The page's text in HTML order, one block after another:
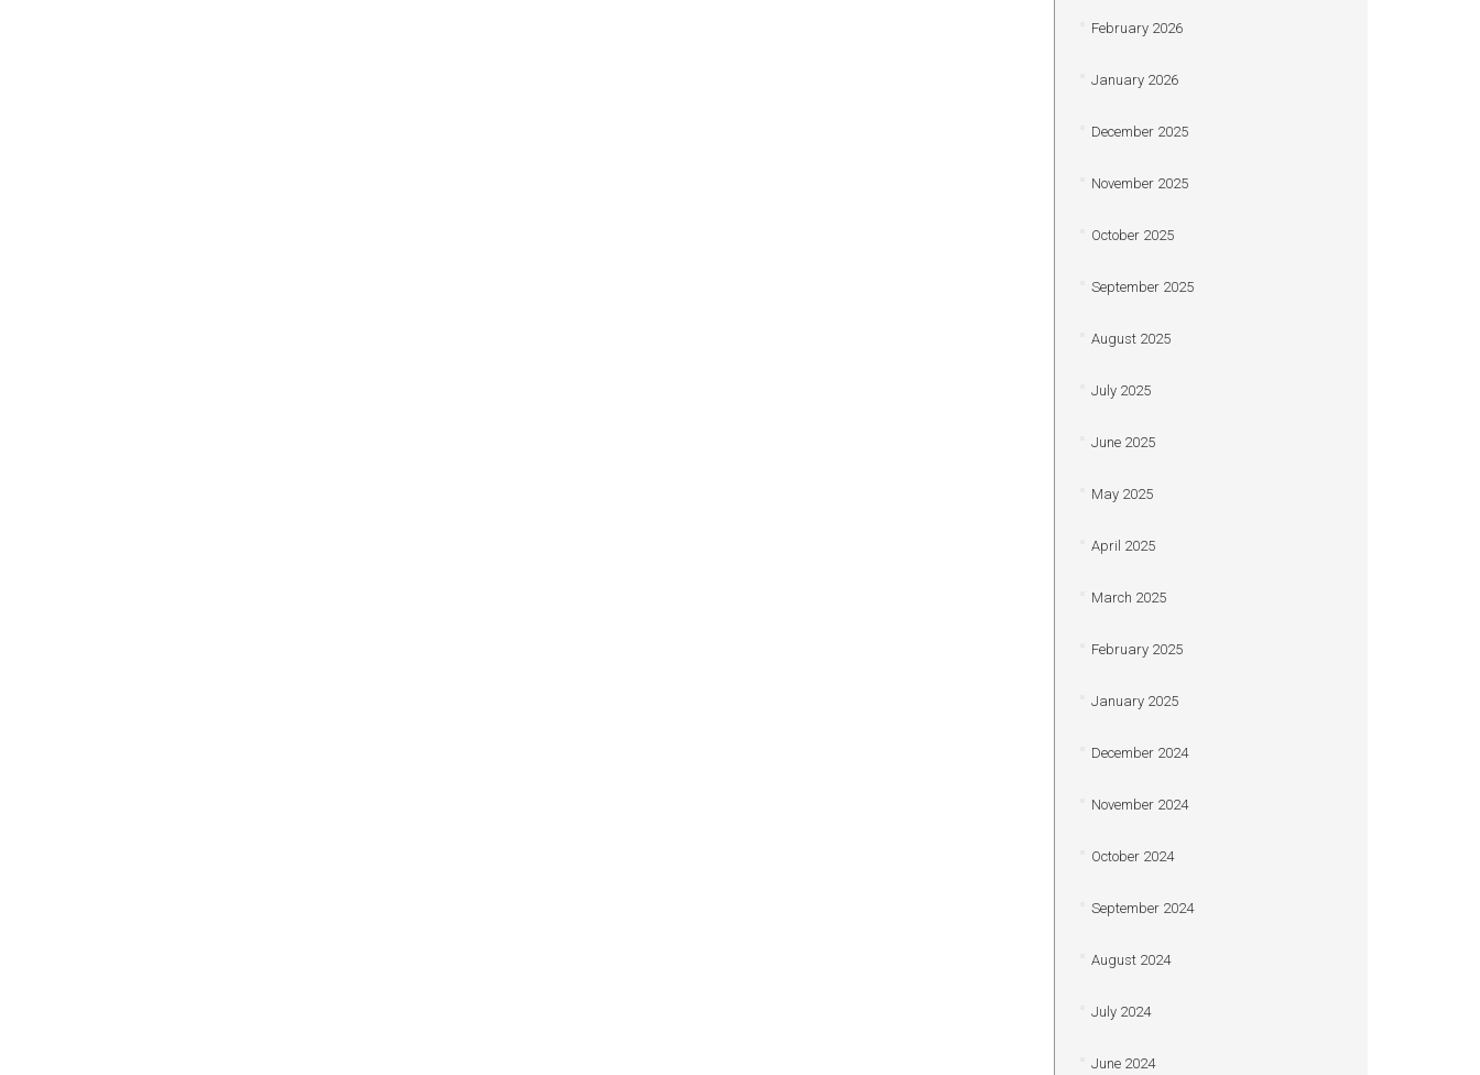
February 2026
January 2026
December 2025
November 2025
October 2025
September 2025
August 2025
July 2025
June 2025
May 2025
April 2025
March 2025
February 2025
January 2025
December 2024
November 2024
October 2024
September 2024
August 2024
July 2024
June 2024